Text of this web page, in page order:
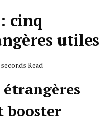
cinq
utiles
Read
booster